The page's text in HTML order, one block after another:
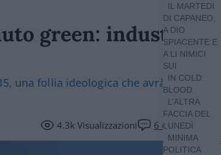
IL MARTEDÌ
DI CAPANEO,
A DIO
SPIACENTE E
A LI NIMICI
SUI
IN COLD
BLOOD
L’ALTRA
FACCIA DEL
LUNEDÌ
MINIMA
POLITICA
green: industriale,
una follia ideologica che avrà gravi
4.3k Visualizzazioni 6 commenti